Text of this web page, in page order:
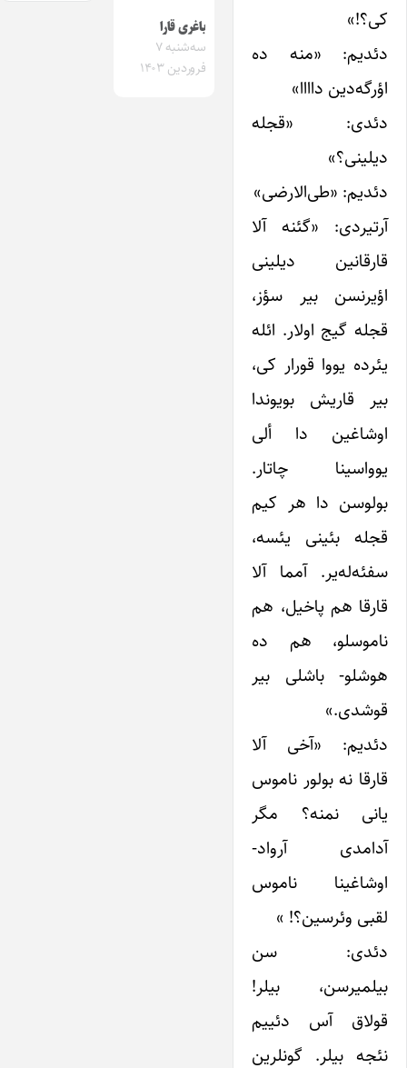
کی؟!»
دئدیم: «منه ده
اؤرگه‌دین داااا»
دئدی: «قجله
دیلینی؟»
دئدیم: «طی‌الارضی»
آرتیردی: «گئنه آلا
قارقانین دیلینی
اؤیرنسن بیر سؤز،
قجله گیج اولار. ائله
یئرده یووا قورار کی،
بیر قاریش بویوندا
اوشاغین دا ألی
یوواسینا چاتار.
بولوسن دا هر کیم
قجله بئینی یئسه،
سفئه‌له‌یر. آمما آلا
قارقا هم پاخیل، هم
ناموسلو، هم ده
هوشلو- باشلی بیر
قوشدی.»
دئدیم: «آخی آلا
قارقا نه بولور ناموس
یانی نمنه؟ مگر
آدامدی آرواد-
اوشاغینا ناموس
لقبی وئرسین؟! »
دئدی: سن
بیلمیرسن، بیلر!
قولاق آس دئییم
نئجه بیلر. گونلرین
باغری قارا
سه‌شنبه ۷
فروردین ۱۴۰۳